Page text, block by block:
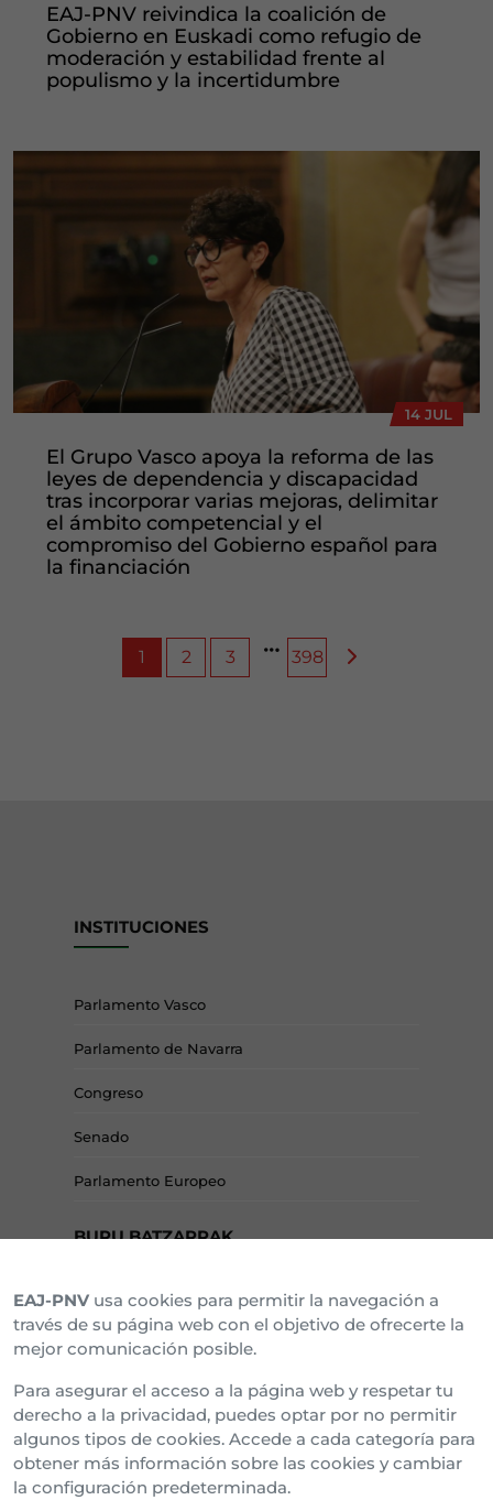
EAJ-PNV reivindica la coalición de
Gobierno en Euskadi como refugio de
moderación y estabilidad frente al
populismo y la incertidumbre
14 JUL
El Grupo Vasco apoya la reforma de las
leyes de dependencia y discapacidad
tras incorporar varias mejoras, delimitar
el ámbito competencial y el
compromiso del Gobierno español para
la financiación
1 2 3 398
INSTITUCIONES
Parlamento Vasco
Parlamento de Navarra
Congreso
Senado
Parlamento Europeo
BURU BATZARRAK
Araba Buru Batzar
Bizkai Buru Batzar
Gipuzko Buru Batzar
Ipar Buru Batzar
Napar Buru Batzar
EAJ-PNV usa cookies para permitir la navegación a
través de su página web con el objetivo de ofrecerte la
mejor comunicación posible.
Para asegurar el acceso a la página web y respetar tu
derecho a la privacidad, puedes optar por no permitir
algunos tipos de cookies. Accede a cada categoría para
obtener más información sobre las cookies y cambiar
la configuración predeterminada.